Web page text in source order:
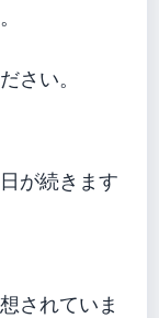
さい。
が続きます
されていま